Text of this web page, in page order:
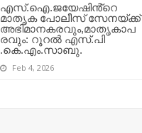
എസ്.ഐ.ജയേഷിൻ്റെ
മാതൃക പോലീസ് സേനയ്ക്ക്
അഭിമാനകരവും,മാതൃകാപ
രവും: റൂറൽ എസ്.പി
.കെ.എം.സാബു.
Feb 4, 2026